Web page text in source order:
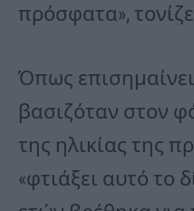
πρόσφατα»,
Όπως
βασιζόταν στον
της ηλικίας της
«φτιάξει αυτό το